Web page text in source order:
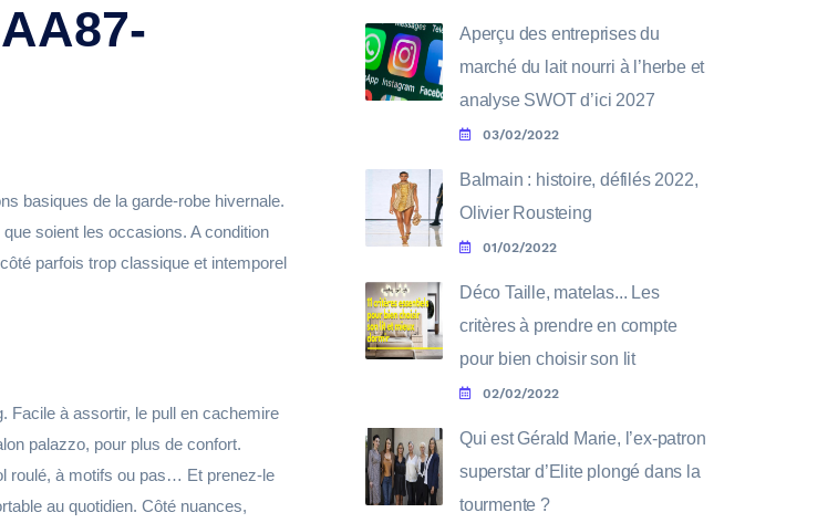
basiques de la garde-robe hivernale.
soient les occasions. A condition
parfois trop classique et intemporel
Facile à assortir, le pull en cachemire
palazzo, pour plus de confort.
roulé, à motifs ou pas… Et prenez-le
au quotidien. Côté nuances,
Aperçu des entreprises du
marché du lait nourri à l’herbe et
analyse SWOT d’ici 2027
03/02/2022
Balmain : histoire, défilés 2022,
Olivier Rousteing
01/02/2022
Déco Taille, matelas... Les
critères à prendre en compte
pour bien choisir son lit
02/02/2022
Qui est Gérald Marie, l’ex-patron
superstar d’Elite plongé dans la
tourmente ?